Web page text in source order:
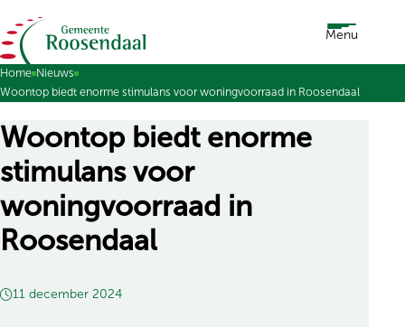
Ga naar de inhoud Menu
Home Nieuws
Woontop biedt enorme stimulans voor woningvoorraad in Roosendaal
Woontop biedt enorme
stimulans voor
woningvoorraad in
Roosendaal
11 december 2024